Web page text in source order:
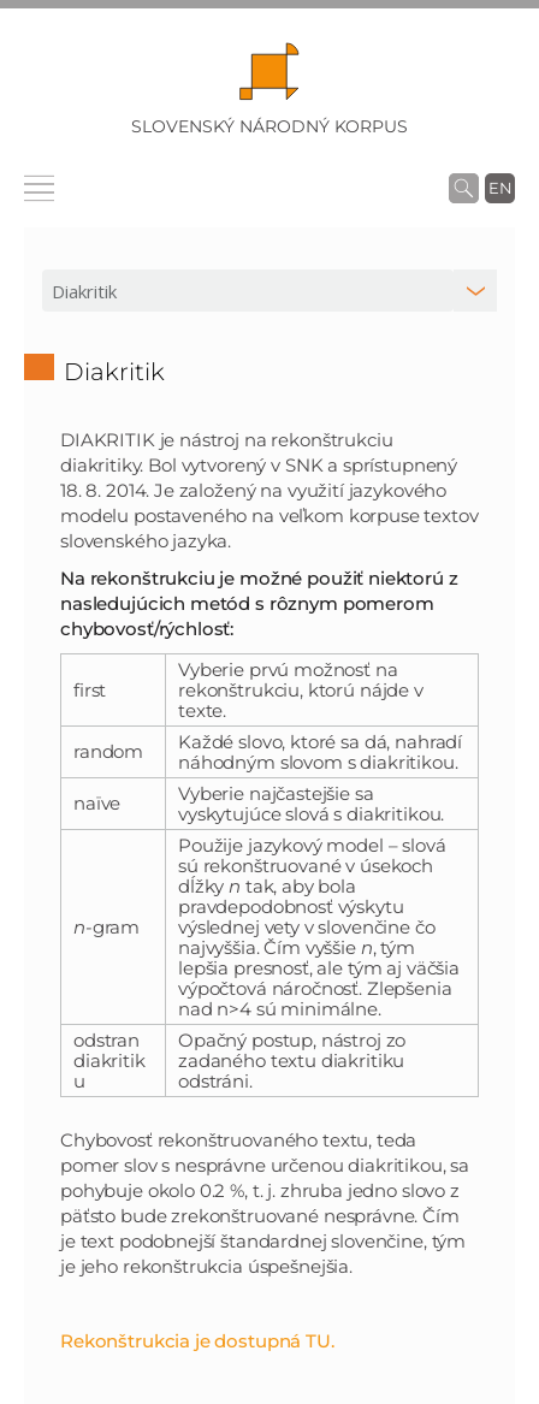
SLOVENSKÝ NÁRODNÝ KORPUS
EN
Diakritik
DIAKRITIK je nástroj na rekonštrukciu
diakritiky. Bol vytvorený v SNK a sprístupnený
18. 8. 2014. Je založený na využití jazykového
modelu postaveného na veľkom korpuse textov
slovenského jazyka.
Na rekonštrukciu je možné použiť niektorú z
nasledujúcich metód s rôznym pomerom
chybovosť/rýchlosť:
first
Vyberie prvú možnosť na
rekonštrukciu, ktorú nájde v
texte.
random
Každé slovo, ktoré sa dá, nahradí
náhodným slovom s diakritikou.
naïve
Vyberie najčastejšie sa
vyskytujúce slová s diakritikou.
n-gram
Použije jazykový model – slová
sú rekonštruované v úsekoch
dĺžky n tak, aby bola
pravdepodobnosť výskytu
výslednej vety v slovenčine čo
najvyššia. Čím vyššie n, tým
lepšia presnosť, ale tým aj väčšia
výpočtová náročnosť. Zlepšenia
nad n>4 sú minimálne.
odstran
diakritik
u
Opačný postup, nástroj zo
zadaného textu diakritiku
odstráni.
Chybovosť rekonštruovaného textu, teda
pomer slov s nesprávne určenou diakritikou, sa
pohybuje okolo 0.2 %, t. j. zhruba jedno slovo z
päťsto bude zrekonštruované nesprávne. Čím
je text podobnejší štandardnej slovenčine, tým
je jeho rekonštrukcia úspešnejšia.
Rekonštrukcia je dostupná TU.